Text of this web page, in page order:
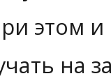
этом
на